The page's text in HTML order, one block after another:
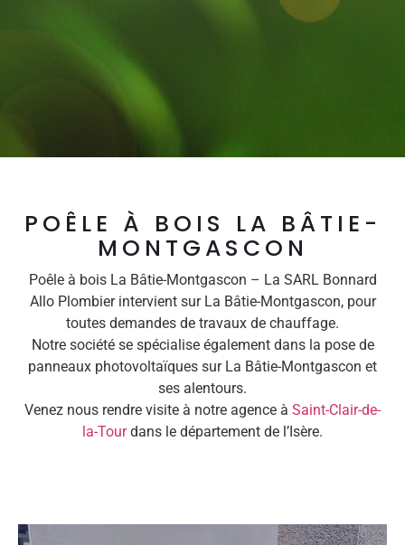
POÊLE À BOIS LA BÂTIE-
MONTGASCON
Poêle à bois La Bâtie-Montgascon – La SARL Bonnard
Allo Plombier intervient sur La Bâtie-Montgascon, pour
toutes demandes de travaux de chauffage.
Notre société se spécialise également dans la pose de
panneaux photovoltaïques sur La Bâtie-Montgascon et
ses alentours.
Venez nous rendre visite à notre agence à Saint-Clair-de-
la-Tourdans le département de l’Isère.